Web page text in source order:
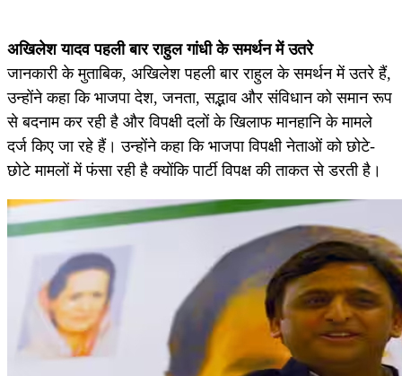
अखिलेश यादव पहली बार राहुल गांधी के समर्थन में उतरे
जानकारी के मुताबिक, अखिलेश पहली बार राहुल के समर्थन में उतरे हैं,
उन्होंने कहा कि भाजपा देश, जनता, सद्भाव और संविधान को समान रूप
से बदनाम कर रही है और विपक्षी दलों के खिलाफ मानहानि के मामले
दर्ज किए जा रहे हैं। उन्होंने कहा कि भाजपा विपक्षी नेताओं को छोटे-
छोटे मामलों में फंसा रही है क्योंकि पार्टी विपक्ष की ताकत से डरती है।